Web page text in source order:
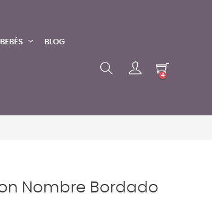
BLOG
4
Nombre Bordado